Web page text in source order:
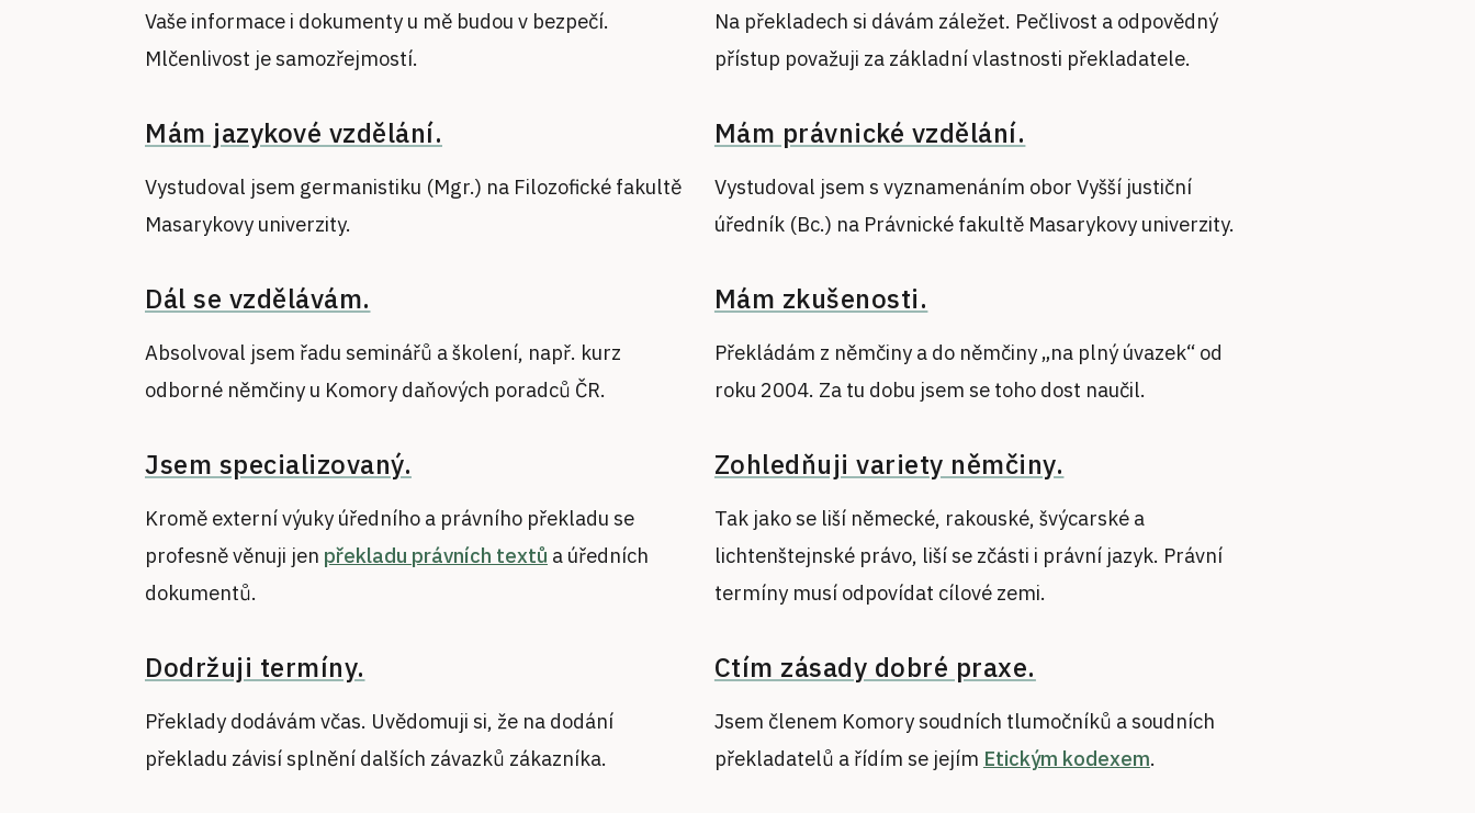
Vaše informace i dokumenty u mě budou v bezpečí.
Mlčenlivost je samozřejmostí.
Na překladech si dávám záležet. Pečlivost a odpovědný
přístup považuji za základní vlastnosti překladatele.
Mám jazykové vzdělání.
Vystudoval jsem germanistiku (Mgr.) na Filozofické fakultě
Masarykovy univerzity.
Mám právnické vzdělání.
Vystudoval jsem s vyznamenáním obor Vyšší justiční
úředník (Bc.) na Právnické fakultě Masarykovy univerzity.
Dál se vzdělávám.
Absolvoval jsem řadu seminářů a školení, např. kurz
odborné němčiny u Komory daňových poradců ČR.
Mám zkušenosti.
Překládám z němčiny a do němčiny „na plný úvazek“ od
roku 2004. Za tu dobu jsem se toho dost naučil.
Jsem specializovaný.
Kromě externí výuky úředního a právního překladu se
profesně věnuji jen překladu právních textů a úředních
dokumentů.
Zohledňuji variety němčiny.
Tak jako se liší německé, rakouské, švýcarské a
lichtenštejnské právo, liší se zčásti i právní jazyk. Právní
termíny musí odpovídat cílové zemi.
Dodržuji termíny.
Překlady dodávám včas. Uvědomuji si, že na dodání
překladu závisí splnění dalších závazků zákazníka.
Ctím zásady dobré praxe.
Jsem členem Komory soudních tlumočníků a soudních
překladatelů a řídím se jejím Etickým kodexem.